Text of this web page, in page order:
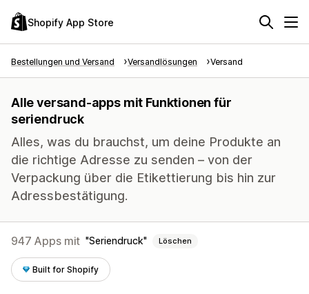
Shopify App Store
Bestellungen und Versand Versandlösungen Versand
Alle versand-apps mit Funktionen für
seriendruck
Alles, was du brauchst, um deine Produkte an
die richtige Adresse zu senden – von der
Verpackung über die Etikettierung bis hin zur
Adressbestätigung.
947 Apps mit Seriendruck Löschen
Built for Shopify